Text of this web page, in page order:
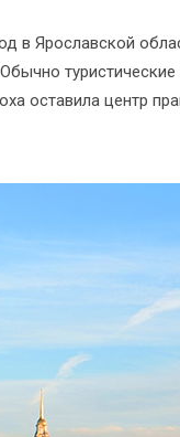
в Ярославской
оставила центр